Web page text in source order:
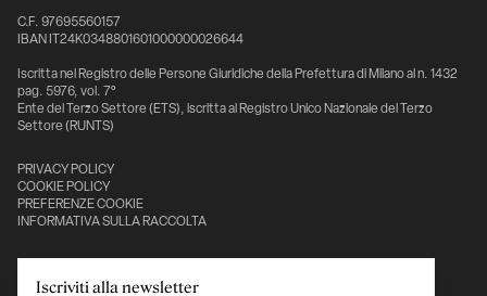
C.F. 97695560157
IBAN IT24K0348801601000000026644
Iscritta nel Registro delle Persone Giuridiche della Prefettura di Milano al n. 1432
pag. 5976, vol. 7°
Ente del Terzo Settore (ETS), iscritta al Registro Unico Nazionale del Terzo
Settore (RUNTS)
PRIVACY POLICY
COOKIE POLICY
PREFERENZE COOKIE
INFORMATIVA SULLA RACCOLTA
Con il sostegno di:
Iscriviti alla newsletter